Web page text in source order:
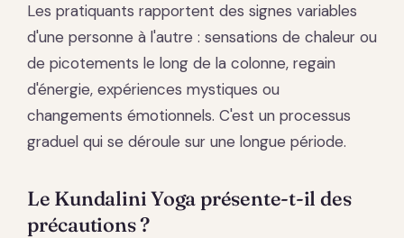
Les pratiquants rapportent des signes variables
d'une personne à l'autre : sensations de chaleur ou
de picotements le long de la colonne, regain
d'énergie, expériences mystiques ou
changements émotionnels. C'est un processus
graduel qui se déroule sur une longue période.
Le Kundalini Yoga présente-t-il des
précautions ?